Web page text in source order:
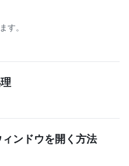
す。
ンドウを開く方法